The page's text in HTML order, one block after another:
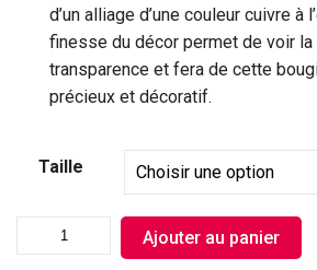
d’un alliage d’une couleur cuivre à
finesse du décor permet de voir la
transparence et fera de cette
précieux et décoratif.
Taille
Ajouter au panier